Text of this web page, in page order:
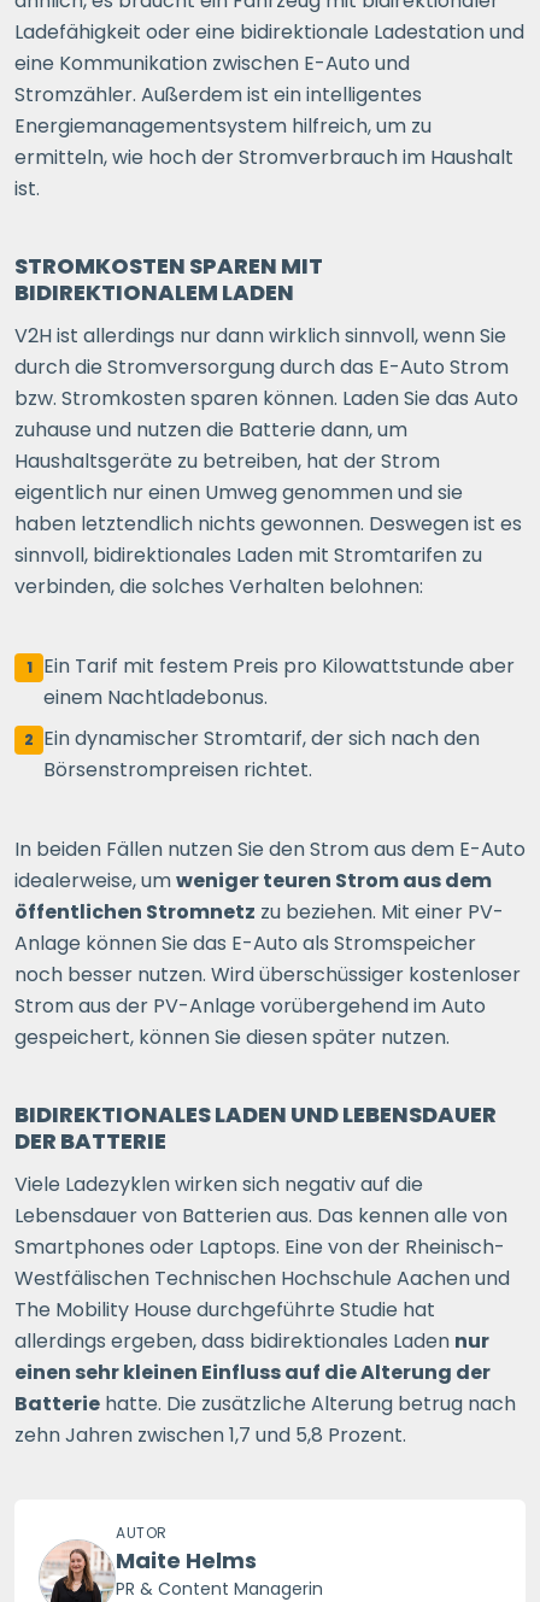
Ladefähigkeit oder eine bidirektionale Ladestation und
eine Kommunikation zwischen E-Auto und
Stromzähler. Außerdem ist ein intelligentes
Energiemanagementsystem hilfreich, um zu
ermitteln, wie hoch der Stromverbrauch im Haushalt
ist.
STROMKOSTEN SPAREN MIT
BIDIREKTIONALEM LADEN
V2H ist allerdings nur dann wirklich sinnvoll, wenn Sie
durch die Stromversorgung durch das E-Auto Strom
bzw. Stromkosten sparen können. Laden Sie das Auto
zuhause und nutzen die Batterie dann, um
Haushaltsgeräte zu betreiben, hat der Strom
eigentlich nur einen Umweg genommen und sie
haben letztendlich nichts gewonnen. Deswegen ist es
sinnvoll, bidirektionales Laden mit Stromtarifen zu
verbinden, die solches Verhalten belohnen:
1
Ein Tarif mit festem Preis pro Kilowattstunde aber
einem Nachtladebonus.
2 Ein dynamischer Stromtarif, der sich nach den
Börsenstrompreisen richtet.
In beiden Fällen nutzen Sie den Strom aus dem E-Auto
idealerweise, umweniger teuren Strom aus dem
öffentlichen Stromnetz zu beziehen. Mit einer PV-
Anlage können Sie das E-Auto als Stromspeicher
noch besser nutzen. Wird überschüssiger kostenloser
Strom aus der PV-Anlage vorübergehend im Auto
gespeichert, können Sie diesen später nutzen.
BIDIREKTIONALES LADEN UND LEBENSDAUER
DER BATTERIE
Viele Ladezyklen wirken sich negativ auf die
Lebensdauer von Batterien aus. Das kennen alle von
Smartphones oder Laptops. Eine von der Rheinisch-
Westfälischen Technischen Hochschule Aachen und
The Mobility House durchgeführte Studie hat
allerdings ergeben, dass bidirektionales Laden nur
einen sehr kleinen Einfluss auf die Alterung der
Batterie hatte. Die zusätzliche Alterung betrug nach
zehn Jahren zwischen 1,7 und 5,8 Prozent.
AUTOR
Maite Helms
PR & Content Managerin